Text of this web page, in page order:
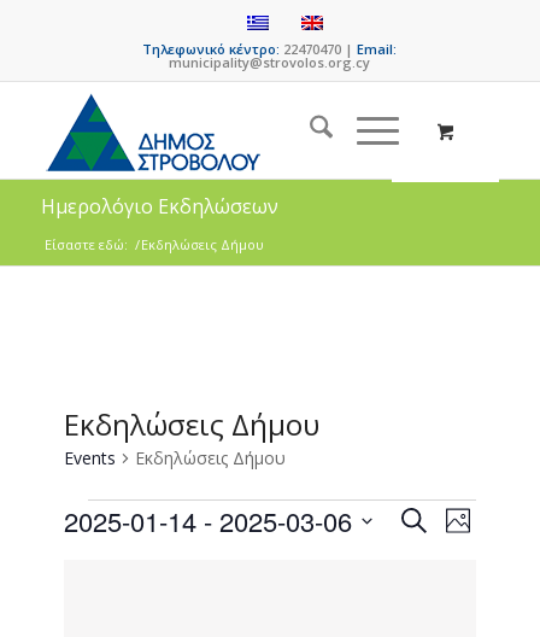
Τηλεφωνικό κέντρο: 22470470 |Email:
municipality@strovolos.org.cy
Ημερολόγιο Εκδηλώσεων
Είσαστε εδώ: /Εκδηλώσεις Δήμου
Εκδηλώσεις Δήμου
Events Εκδηλώσεις Δήμου
Events
SearchEvent
Views
Photo
2025-01-14 - 2025-03-06